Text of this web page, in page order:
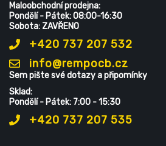
Maloobchodní prodejna:
Pondělí - Pátek: 08:00-16:30
Sobota: ZAVŘENO
+420 737 207 532
info@rempocb.cz
Sem pište své dotazy a připomínky
Sklad:
Pondělí - Pátek: 7:00 - 15:30
+420 737 207 535